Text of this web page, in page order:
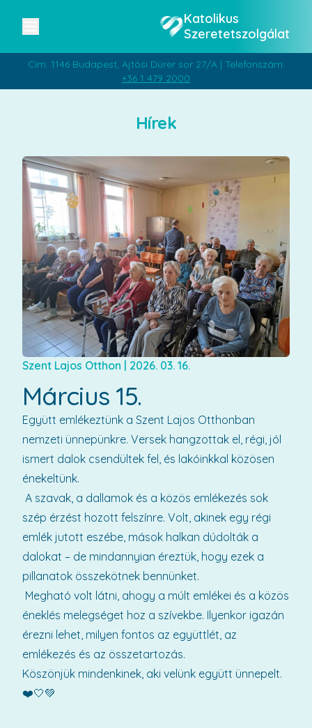
Katolikus
Szeretetszolgálat
Cím: 1146 Budapest, Ajtósi Dürer sor 27/A | Telefonszám:
+36 1 479 2000
Hírek
Szent Lajos Otthon | 2026. 03. 16.
Március 15.
Együtt emlékeztünk a Szent Lajos Otthonban
nemzeti ünnepünkre. Versek hangzottak el, régi, jól
ismert dalok csendültek fel, és lakóinkkal közösen
énekeltünk.
A szavak, a dallamok és a közös emlékezés sok
szép érzést hozott felszínre. Volt, akinek egy régi
emlék jutott eszébe, mások halkan dúdolták a
dalokat – de mindannyian éreztük, hogy ezek a
pillanatok összekötnek bennünket.
Megható volt látni, ahogy a múlt emlékei és a közös
éneklés melegséget hoz a szívekbe. Ilyenkor igazán
érezni lehet, milyen fontos az együttlét, az
emlékezés és az összetartozás.
Köszönjük mindenkinek, aki velünk együtt ünnepelt.
❤️🤍💚